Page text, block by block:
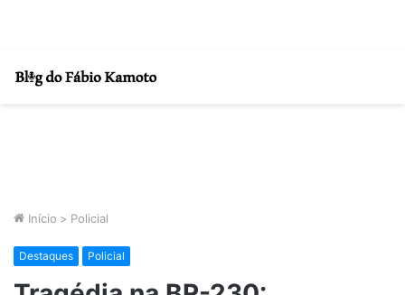
Início > Policial
Destaques Policial